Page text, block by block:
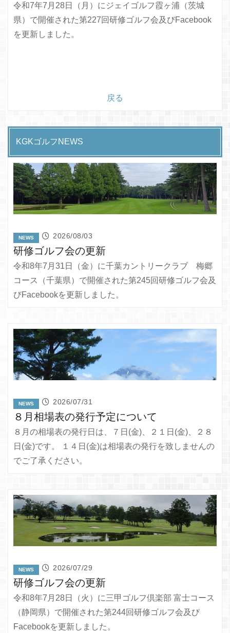
令和7年7月28日（月）にジェイゴルフ霞ヶ浦（茨城
県）で開催された第227回研修ゴルフ会及びFacebook
を更新しました。
戻る
KGKゴルフNEWS
NEWS 2026/08/03
研修ゴルフ会の更新
令和8年7月31日（金）に千葉カントリークラブ 梅郷
コース（千葉県）で開催された第245回研修ゴルフ会及
びFacebookを更新しました。
NEWS 2026/07/31
８月相場表の発行予定について
８月の相場表の発行日は、７日(金)、２１日(金)、２８
日(金)です。 １４日(金)は相場表の発行を致しませんの
でご了承ください。
NEWS 2026/07/29
研修ゴルフ会の更新
令和8年7月28日（火）に三甲ゴルフ倶楽部 富士コース
（静岡県）で開催された第244回研修ゴルフ会及び
Facebookを更新しました。